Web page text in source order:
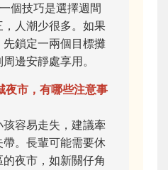
個技巧是選擇週間
人潮少很多。如果
鎖定一兩個目標攤
邊安靜處享用。
夜市，有哪些注意事
容易走失，建議牽
。長輩可能需要休
夜市，如新關仔角